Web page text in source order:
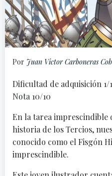
Por Juan Victor Carboneras
Dificultad de adquisición 1/
Nota 10/10
En la tarea
historia de los Tercios,
conocido como el Fisgón
imprescindible.